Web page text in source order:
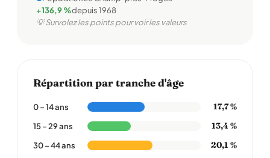
+136,9 %depuis 1968
💡 Survolez les points pour voir les valeurs
Répartition par tranche d'âge
0 – 14 ans 17,7 %
15 – 29 ans 13,4 %
30 – 44 ans 20,1 %